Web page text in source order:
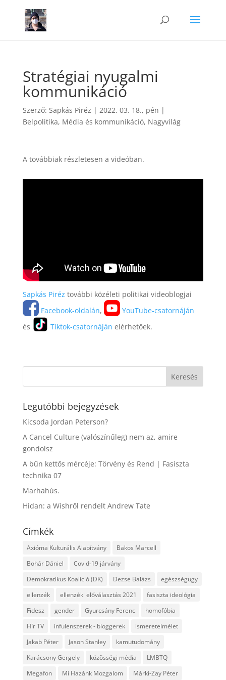
Stratégiai nyugalmi
kommunikáció
Szerző: Sapkás Piréz | 2022. 03. 18., pén |
Belpolitika, Média és kommunikáció, Nagyvilág
A továbbiak részletesen a videóban.
Sapkás Piréz további közéleti politikai videoblogjai
Facebook-oldalán,
YouTube-csatornáján
és
Tiktok-csatornáján elérhetőek.
Legutóbbi bejegyzések
Kicsoda Jordan Peterson?
A Cancel Culture (valószínűleg) nem az, amire
gondolsz
A bűn kettős mércéje: Törvény és Rend | Fasiszta
technika 07
Marhahús.
Hidan: a Wishről rendelt Andrew Tate
Címkék
Axióma Kulturális Alapítvány
Bakos Marcell
Bohár Dániel
Covid-19 járvány
Demokratikus Koalíció (DK)
Dezse Balázs
egészségügy
ellenzék
ellenzéki előválasztás 2021
fasiszta ideológia
Fidesz
gender Gyurcsány Ferenc
homofóbia
Hír TV
infulenszerek - bloggerek
ismeretelmélet
Jakab Péter
Jason Stanley
kamutudomány
Karácsony Gergely
közösségi média
LMBTQ
Megafon
Mi Hazánk Mozgalom Márki-Zay Péter